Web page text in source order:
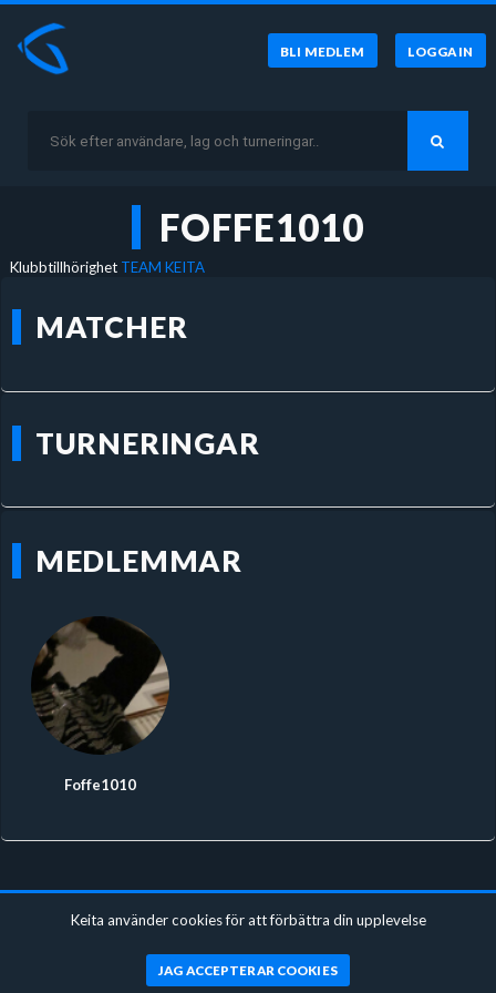
BLI MEDLEM LOGGA IN
FOFFE1010
Klubbtillhörighet TEAM KEITA
MATCHER
TURNERINGAR
MEDLEMMAR
Foffe1010
Keita använder cookies för att förbättra din upplevelse
JAG ACCEPTERAR COOKIES